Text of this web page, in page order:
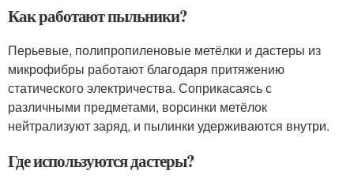
Как работают пыльники?
Перьевые, полипропиленовые метёлки и дастеры из
микрофибры работают благодаря притяжению
статического электричества. Соприкасаясь с
различными предметами, ворсинки метёлок
нейтрализуют заряд, и пылинки удерживаются внутри.
Где используются дастеры?